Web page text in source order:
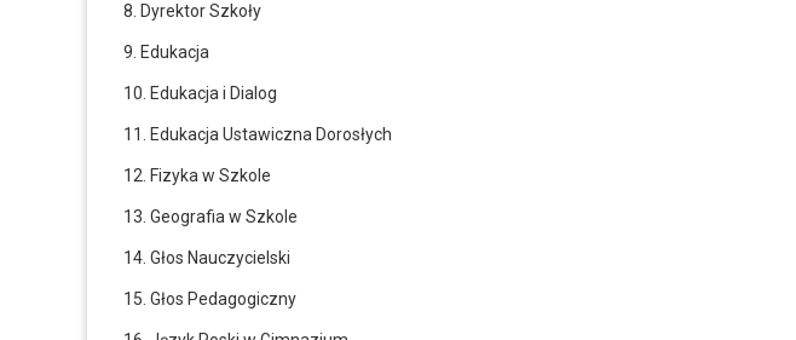
8. Dyrektor Szkoły
9. Edukacja
10. Edukacja i Dialog
11. Edukacja Ustawiczna Dorosłych
12. Fizyka w Szkole
13. Geografia w Szkole
14. Głos Nauczycielski
15. Głos Pedagogiczny